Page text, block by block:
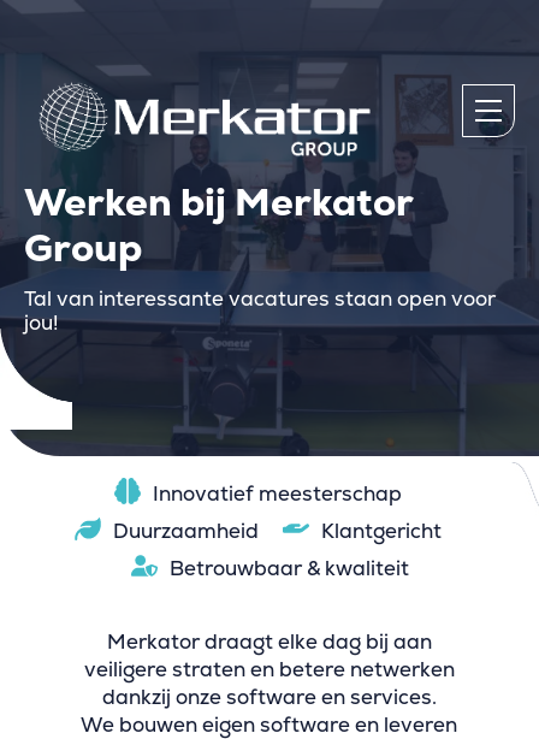
Werken bij Merkator
Group
Tal van interessante vacatures staan open voor
jou!
Innovatief meesterschap
Duurzaamheid
Klantgericht
Betrouwbaar & kwaliteit
Merkator draagt elke dag bij aan
veiligere straten en betere netwerken
dankzij onze software en services.
We bouwen eigen software en leveren